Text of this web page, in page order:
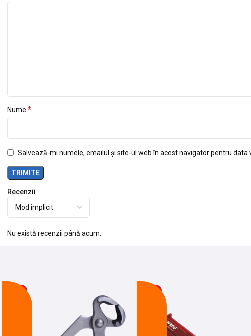
Recenzii
Nu există recenzii până acum.
Nume *
Salvează-mi numele, emailul și site-ul web în acest navigator pentru data